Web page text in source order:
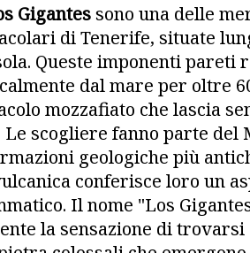
Gigantessono una delle
di Tenerife, situate
Queste imponenti pareti
dal mare per oltre
mozzafiato che lascia
scogliere fanno parte del
geologiche più
conferisce loro un
Il nome "Los
la sensazione di trovarsi